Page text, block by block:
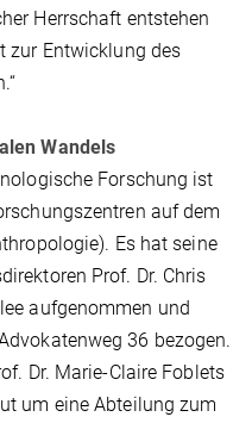
Herrschaft entstehen
zur Entwicklung des
Wandels
Forschung ist
auf dem
Es hat seine
Prof. Dr. Chris
aufgenommen und
36 bezogen.
Dr. Marie-Claire Foblets
um eine Abteilung zum